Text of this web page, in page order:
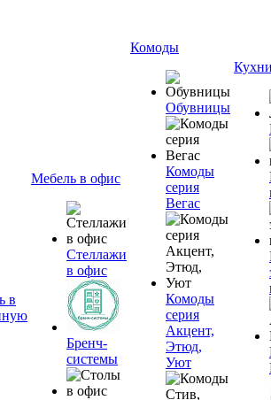
в
Мебель в офис
Стеллажи
в офис
Бренч-
системы
Комоды
Обувницы
Комоды
серия
Вегас
Комоды
серия
Акцент,
Этюд,
Уют